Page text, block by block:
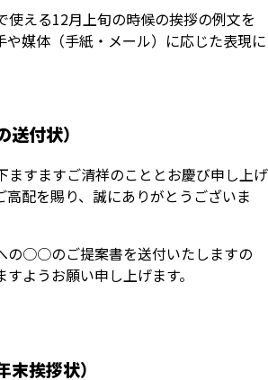
使える12月上旬の時候の挨拶の例文を
や媒体（手紙・メール）に応じた表現に
付状）
すますご清祥のこととお慶び申し上げ
高配を賜り、誠にありがとうございま
の○○のご提案書を送付いたしますの
ようお願い申し上げます。
挨拶状）